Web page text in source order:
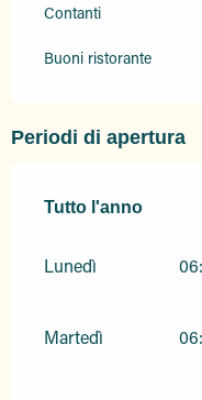
Contanti
Buoni ristorante
Periodi di apertura
Tutto l'anno
Tutto l'anno
Lunedì
Martedì